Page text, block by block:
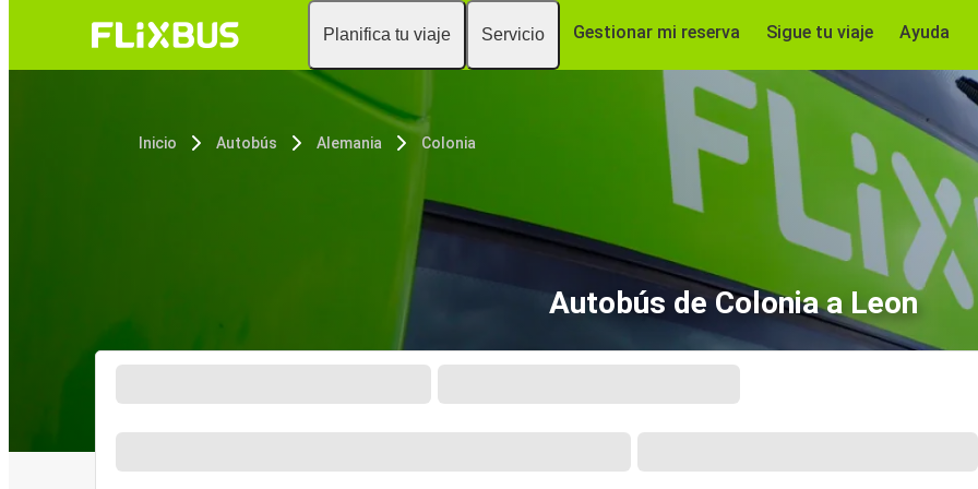
Planifica tu viaje Servicio Gestionar mi reserva Sigue tu viaje Ayuda
Inicio Autobús Alemania Colonia
Autobús de Colonia a Leon